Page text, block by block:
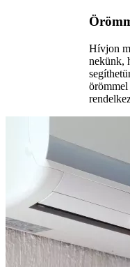
Hívjon
nekünk,